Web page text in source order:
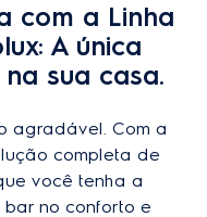
barris.
produto, que foi
tipo de evento.
Home Bar
de Chopp Beer
esse acessório
estendem a
com a Linha
A única
sua casa.
agradável. Com a
completa de
você tenha a
no conforto e